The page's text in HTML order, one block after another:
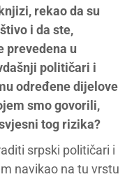
rekao da su
i da ste,
prevedena u
političari i
određene dijelove
smo govorili,
tog rizika?
srpski političari i
navikao na tu vrstu